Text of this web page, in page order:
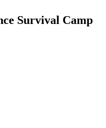
Survival Camp